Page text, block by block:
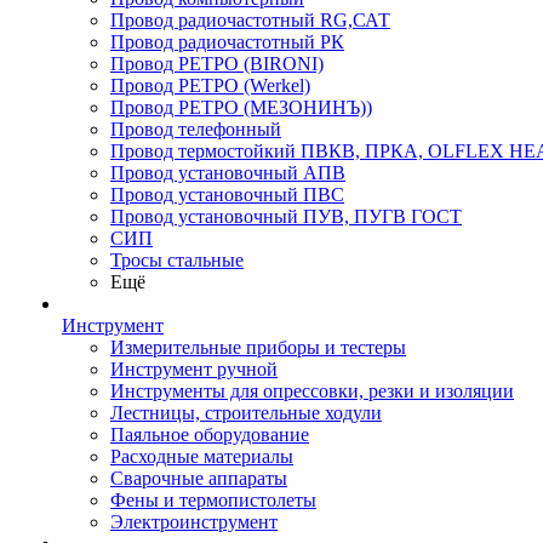
Провод радиочастотный RG,САТ
Провод радиочастотный РК
Провод РЕТРО (BIRONI)
Провод РЕТРО (Werkel)
Провод РЕТРО (МЕЗОНИНЪ))
Провод телефонный
Провод термостойкий ПВКВ, ПРКА, OLFLEX
Провод установочный АПВ
Провод установочный ПВС
Провод установочный ПУВ, ПУГВ ГОСТ
СИП
Тросы стальные
Ещё
Инструмент
Измерительные приборы и тестеры
Инструмент ручной
Инструменты для опрессовки, резки и изоляции
Лестницы, строительные ходули
Паяльное оборудование
Расходные материалы
Сварочные аппараты
Фены и термопистолеты
Электроинструмент